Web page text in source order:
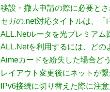
移設・撤去申請の際に必要と
セガの.net対応タイトルは、
ALL.Netルータを光プレミアム
ALL.Netを利用するには、どの
Aimeカードを紛失した場合ど
レイアウト変更後にネットが
IPv6接続に切り替えた際に注